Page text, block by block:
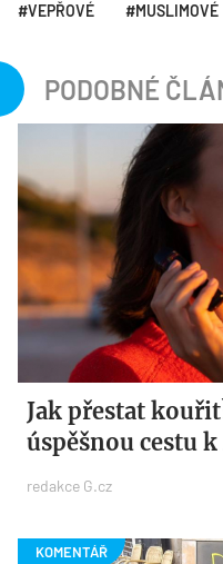
VEPŘOVÉ
MUSLIMOVÉ
PODOBNÉ
Jak přestat
úspěšnou cestu
redakce G.cz